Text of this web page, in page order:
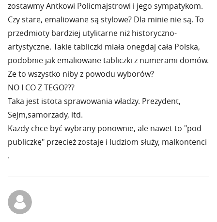
zostawmy Antkowi Policmajstrowi i jego sympatykom.
Czy stare, emaliowane są stylowe? Dla minie nie są. To
przedmioty bardziej utylitarne niż historyczno-
artystyczne. Takie tabliczki miała onegdaj cała Polska,
podobnie jak emaliowane tabliczki z numerami domów.
Że to wszystko niby z powodu wyborów?
NO I CO Z TEGO???
Taka jest istota sprawowania władzy. Prezydent,
Sejm,samorzady, itd.
Każdy chce być wybrany ponownie, ale nawet to "pod
publiczkę" przecież zostaje i ludziom służy, malkontenci
.